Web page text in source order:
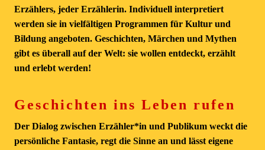
Erzählers, jeder Erzählerin. Individuell interpretiert
werden sie in vielfältigen Programmen für Kultur und
Bildung angeboten. Geschichten, Märchen und Mythen
gibt es überall auf der Welt: sie wollen entdeckt, erzählt
und erlebt werden!
Geschichten ins Leben rufen
Der Dialog zwischen Erzähler*in und Publikum weckt die
persönliche Fantasie, regt die Sinne an und lässt eigene